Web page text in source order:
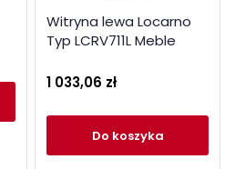
Witryna lewa Locarno
Typ LCRV711L Meble
1 033,06 zł
do koszyka